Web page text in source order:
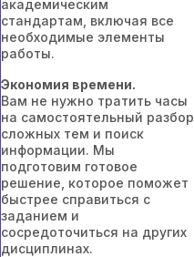
академическим
стандартам, включая все
необходимые элементы
работы.
Экономия времени.
Вам не нужно тратить часы
на самостоятельный разбор
сложных тем и поиск
информации. Мы
подготовим готовое
решение, которое поможет
быстрее справиться с
заданием и
сосредоточиться на других
дисциплинах.